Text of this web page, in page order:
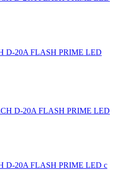
D-20A FLASH PRIME LED
D-20A FLASH PRIME LED c